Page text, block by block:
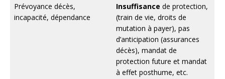
Prévoyance décès,
incapacité, dépendance
Insuffisance de protection,
(train de vie, droits de
mutation à payer), pas
d’anticipation (assurances
décès), mandat de
protection future et mandat
à effet posthume, etc.